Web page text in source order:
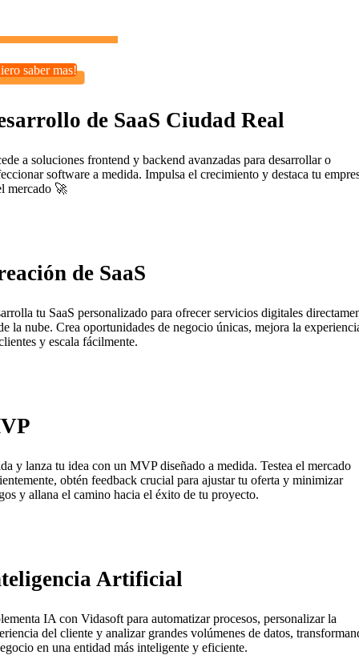
saber mas!
de SaaS Ciudad Real
a soluciones frontend y backend avanzadas para desarrollar o
software a medida. Impulsa el crecimiento y destaca tu
mercado 🚀
de SaaS
tu SaaS personalizado para ofrecer servicios digitales
la nube. Crea oportunidades de negocio únicas, mejora la
y escala fácilmente.
y lanza tu idea con un MVP diseñado a medida. Testea el mercado
obtén feedback crucial para ajustar tu oferta y minimizar
y allana el camino hacia el éxito de tu proyecto.
Artificial
IA con Vidasoft para automatizar procesos, personalizar la
del cliente y analizar grandes volúmenes de datos,
en una entidad más inteligente y eficiente.